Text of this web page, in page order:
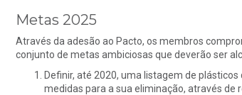
Metas 2025
Através da adesão ao Pacto, os membros
conjunto de metas ambiciosas que deverão ser
Definir, até 2020, uma listagem de
medidas para a sua eliminação, através